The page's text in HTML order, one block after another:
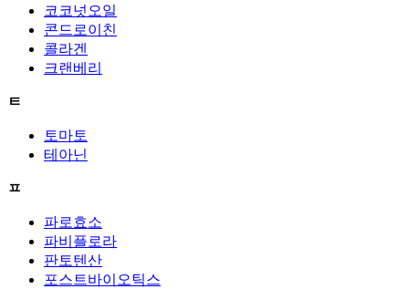
코코넛오일
콘드로이친
콜라겐
크랜베리
ㅌ
토마토
테아닌
ㅍ
파로효소
파비플로라
판토텐산
포스트바이오틱스